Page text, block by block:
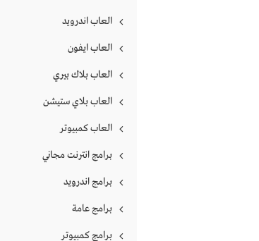
العاب اندرويد
العاب ايفون
العاب بلاك بيري
العاب بلاي ستيشن
العاب كمبيوتر
برامج انترنت مجاني
برامج اندرويد
برامج عامة
برامج كمبيوتر